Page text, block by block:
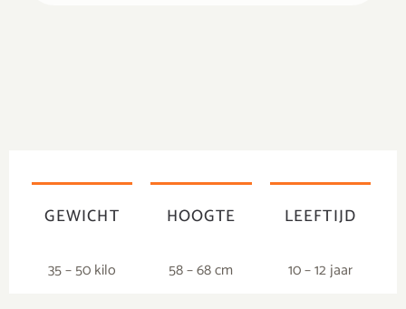
GEWICHT
35 – 50 kilo
HOOGTE
58 – 68 cm
LEEFTIJD
10 – 12 jaar